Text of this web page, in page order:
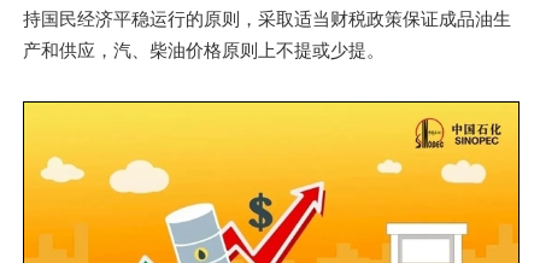
持国民经济平稳运行的原则，采取适当财税政策保证成品油生
产和供应，汽、柴油价格原则上不提或少提。